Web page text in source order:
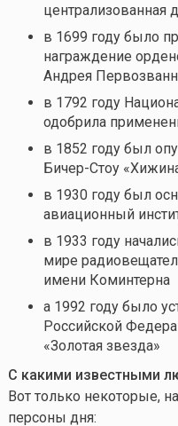
централизованная
в 1699 году было
награждение
Андрея
в 1792 году
одобрила
в 1852 году был
Бичер-Стоу
в 1930 году был
авиационный
в 1933 году
мире
имени Коминтерна
а 1992 году было
Российской
«Золотая звезда»
С какими известными
Вот только некоторые,
персоны дня: